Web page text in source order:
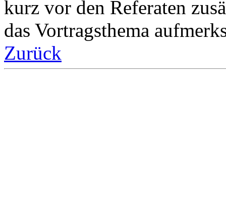
kurz vor den Referaten
das Vortragsthema
Zurück